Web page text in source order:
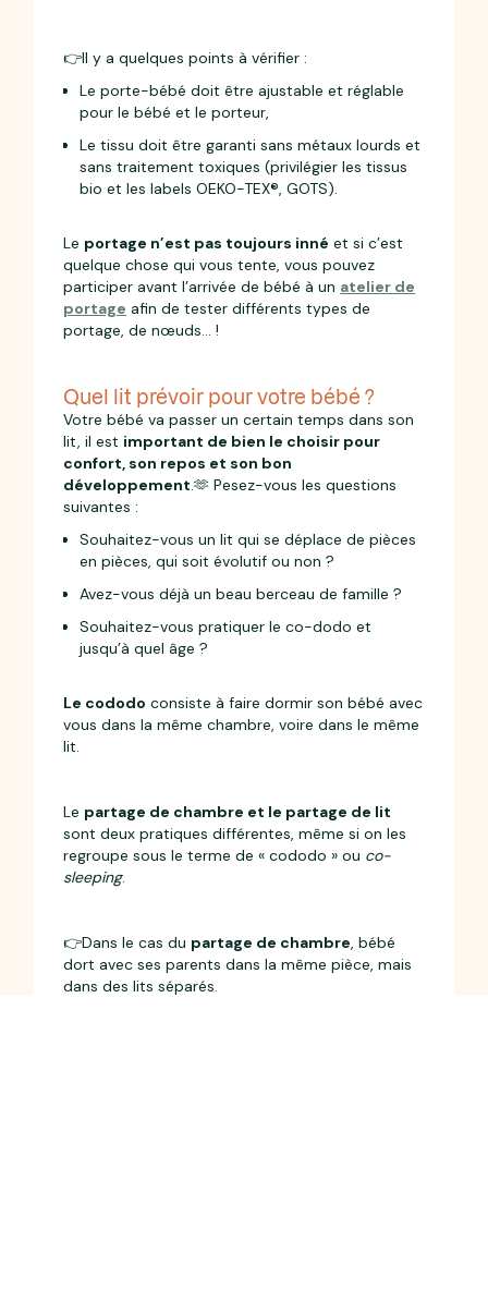
👉Il y a quelques points à vérifier :
Le porte-bébé doit être ajustable et réglable
pour le bébé et le porteur,
Le tissu doit être garanti sans métaux lourds et
sans traitement toxiques (privilégier les tissus
bio et les labels OEKO-TEX®, GOTS).
Le portage n’est pas toujours inné et si c’est
quelque chose qui vous tente, vous pouvez
participer avant l’arrivée de bébé à un atelier de
portage afin de tester différents types de
portage, de nœuds… !
Quel lit prévoir pour votre bébé ?
Votre bébé va passer un certain temps dans son
lit, il est important de bien le choisir pour
confort, son repos et son bon
développement.🫶 Pesez-vous les questions
suivantes :
Souhaitez-vous un lit qui se déplace de pièces
en pièces, qui soit évolutif ou non ?
Avez-vous déjà un beau berceau de famille ?
Souhaitez-vous pratiquer le co-dodo et
jusqu’à quel âge ?
Le cododo consiste à faire dormir son bébé avec
vous dans la même chambre, voire dans le même
lit.
Le partage de chambre et le partage de lit
sont deux pratiques différentes, même si on les
regroupe sous le terme de « cododo » ou co-
sleeping.
👉Dans le cas du partage de chambre, bébé
dort avec ses parents dans la même pièce, mais
dans des lits séparés.